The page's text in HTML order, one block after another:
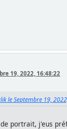
19, 2022, 16:48:22
le Septembre 19,
portrait, j'eus